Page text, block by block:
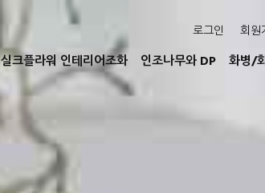
로그인 회원
실크플라워 인테리어조화 인조나무와 DP 화병/